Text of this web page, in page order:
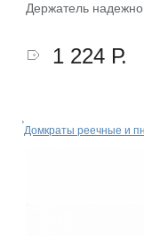
Держатель надежно
1 224 Р.
Домкраты реечные и